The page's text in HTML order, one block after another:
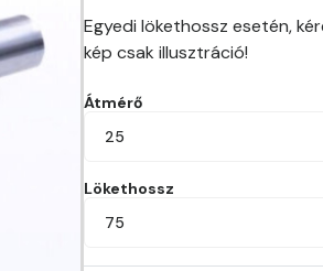
Egyedi lökethossz esetén,
kép csak illusztráció!
Átmérő
25
Lökethossz
75